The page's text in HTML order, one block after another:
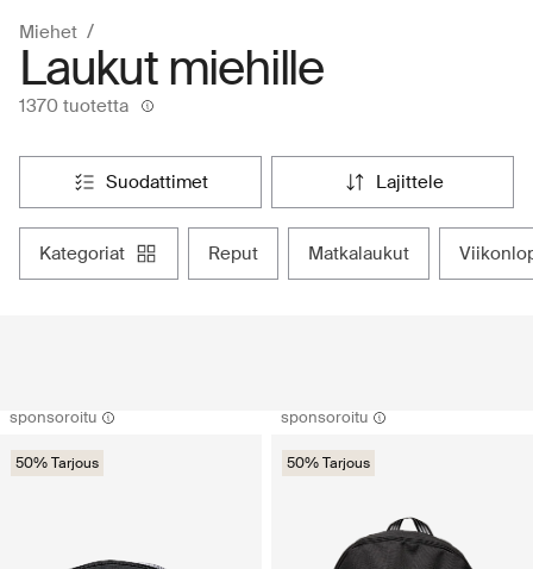
Miehet
Laukut miehille
1370 tuotetta
suodattimet lajittele
kategoriat reput matkalaukut
sponsoroitu
50% Tarjous
sponsoroitu
50% Tarjous